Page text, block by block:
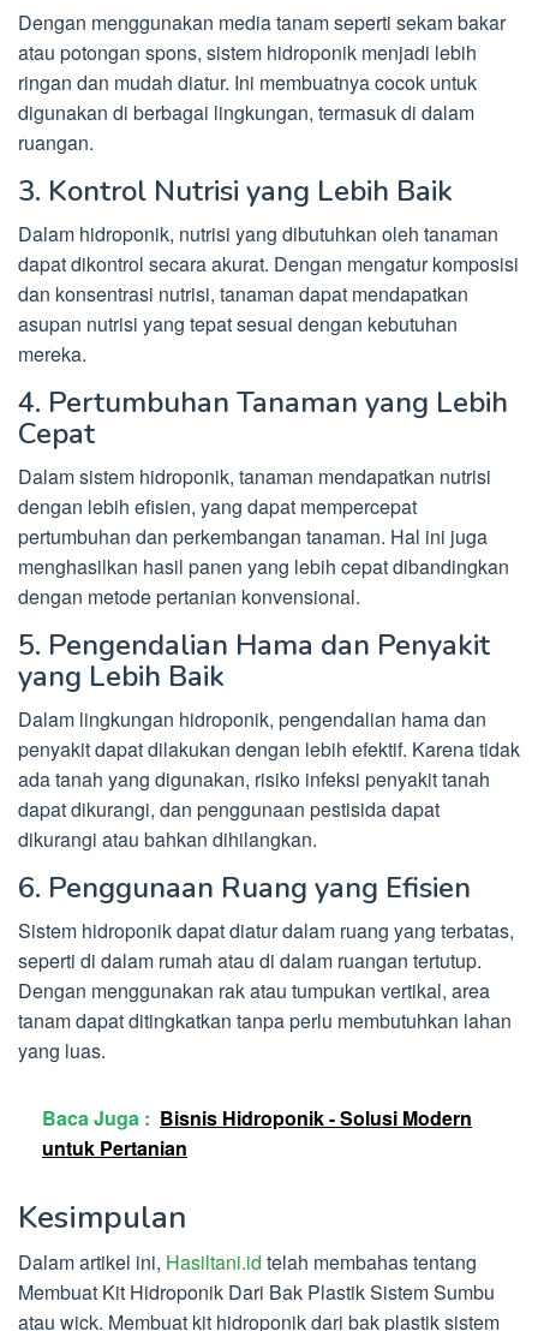
Dengan menggunakan media tanam seperti sekam bakar
atau potongan spons, sistem hidroponik menjadi lebih
ringan dan mudah diatur. Ini membuatnya cocok untuk
digunakan di berbagai lingkungan, termasuk di dalam
ruangan.
3. Kontrol Nutrisi yang Lebih Baik
Dalam hidroponik, nutrisi yang dibutuhkan oleh tanaman
dapat dikontrol secara akurat. Dengan mengatur komposisi
dan konsentrasi nutrisi, tanaman dapat mendapatkan
asupan nutrisi yang tepat sesuai dengan kebutuhan
mereka.
4. Pertumbuhan Tanaman yang Lebih
Cepat
Dalam sistem hidroponik, tanaman mendapatkan nutrisi
dengan lebih efisien, yang dapat mempercepat
pertumbuhan dan perkembangan tanaman. Hal ini juga
menghasilkan hasil panen yang lebih cepat dibandingkan
dengan metode pertanian konvensional.
5. Pengendalian Hama dan Penyakit
yang Lebih Baik
Dalam lingkungan hidroponik, pengendalian hama dan
penyakit dapat dilakukan dengan lebih efektif. Karena tidak
ada tanah yang digunakan, risiko infeksi penyakit tanah
dapat dikurangi, dan penggunaan pestisida dapat
dikurangi atau bahkan dihilangkan.
6. Penggunaan Ruang yang Efisien
Sistem hidroponik dapat diatur dalam ruang yang terbatas,
seperti di dalam rumah atau di dalam ruangan tertutup.
Dengan menggunakan rak atau tumpukan vertikal, area
tanam dapat ditingkatkan tanpa perlu membutuhkan lahan
yang luas.
Baca Juga : Bisnis Hidroponik - Solusi Modern
untuk Pertanian
Kesimpulan
Dalam artikel ini, Hasiltani.id telah membahas tentang
Membuat Kit Hidroponik Dari Bak Plastik Sistem Sumbu
atau wick. Membuat kit hidroponik dari bak plastik sistem